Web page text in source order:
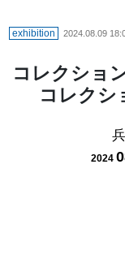
exhibition 2024.08.09
コレクショ
コレクシ
2024